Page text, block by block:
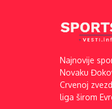
Najnovije
Novaku
Crvenoj
liga širom